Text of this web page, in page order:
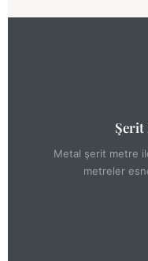
Şerit
Metal şerit metre
metreler